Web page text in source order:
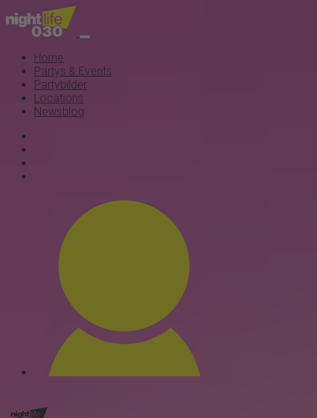
Home
Partys & Events
Partybilder
Locations
Newsblog